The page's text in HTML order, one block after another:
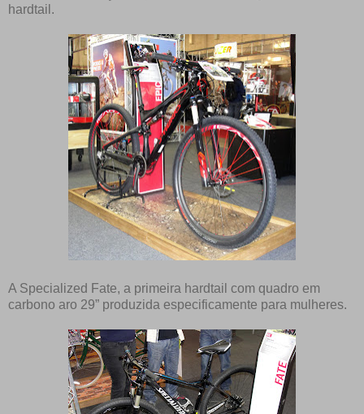
hardtail.
A Specialized Fate, a primeira hardtail com quadro em
carbono aro 29” produzida especificamente para mulheres.